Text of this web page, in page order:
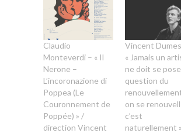
Claudio
Monteverdi – « Il
Nerone –
L’incoronazione di
Poppea (Le
Couronnement de
Poppée) » /
direction Vincent
Vincent
« Jamais un
ne doit se
question du
on se
c’est
naturellement »